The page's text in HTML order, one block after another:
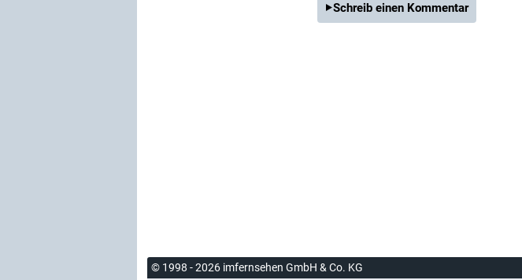
Schreib einen Kommentar
© 1998 - 2026 imfernsehen GmbH & Co. KG